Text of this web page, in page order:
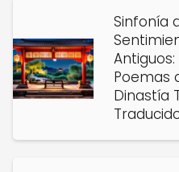
Sinfonía
Poemas
Dinastía